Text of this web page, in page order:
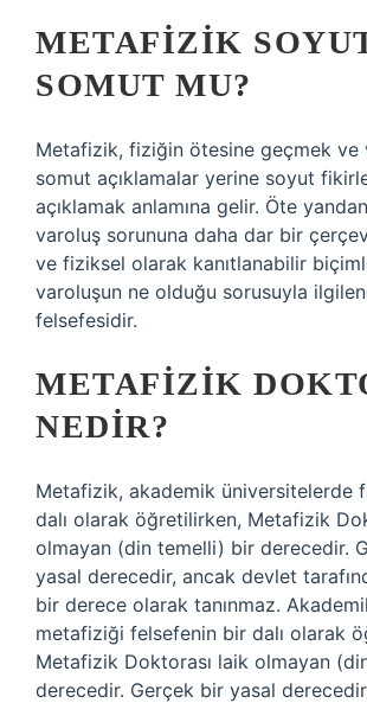
METAFIZIK
SOMUT MU?
Metafizik, fiziğin ötesine geçmek ve
somut açıklamalar yerine soyut
açıklamak anlamına gelir. Öte
varoluş sorununa daha dar bir
ve fiziksel olarak kanıtlanabilir
varoluşun ne olduğu sorusuyla
felsefesidir.
METAFIZIK
NEDIR?
Metafizik, akademik üniversitelerde
dalı olarak öğretilirken, Metafizik
olmayan (din temelli) bir derecedir.
yasal derecedir, ancak devlet
bir derece olarak tanınmaz.
metafiziği felsefenin bir dalı olarak
Metafizik Doktorası laik olmayan
derecedir. Gerçek bir yasal